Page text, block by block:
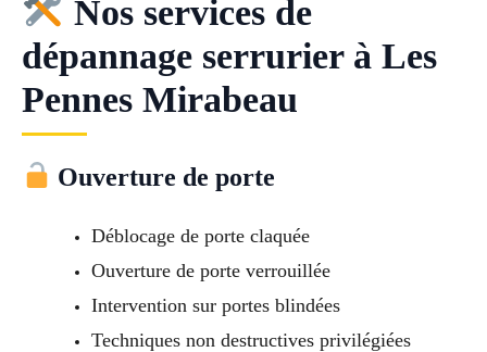
Nos services de
dépannage serrurier à Les
Pennes Mirabeau
Ouverture de porte
Déblocage de porte claquée
Ouverture de porte verrouillée
Intervention sur portes blindées
Techniques non destructives privilégiées